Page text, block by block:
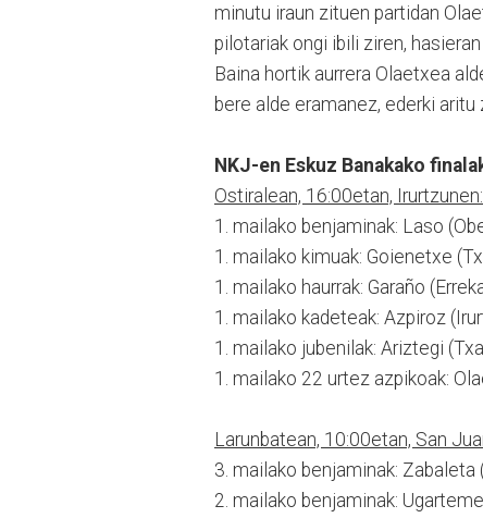
minutu iraun zituen partidan
pilotariak ongi ibili ziren,
Baina hortik aurrera Olaetxea
bere alde eramanez, ederki
NKJ-en Eskuz Banakako
Ostiralean, 16:00etan, Irurtzunen:
1. mailako benjaminak: Laso
1. mailako kimuak: Goienetxe
1. mailako haurrak: Garaño
1. mailako kadeteak: Azpiroz
1. mailako jubenilak: Ariztegi
1. mailako 22 urtez azpikoak:
Larunbatean, 10:00etan, San
3. mailako benjaminak:
2. mailako benjaminak: